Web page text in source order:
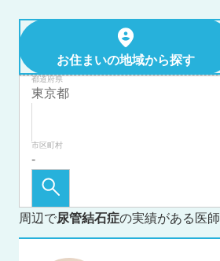
お住まいの地域から探す
都道府県
市区町村
周辺で尿管結石症の実績がある医師